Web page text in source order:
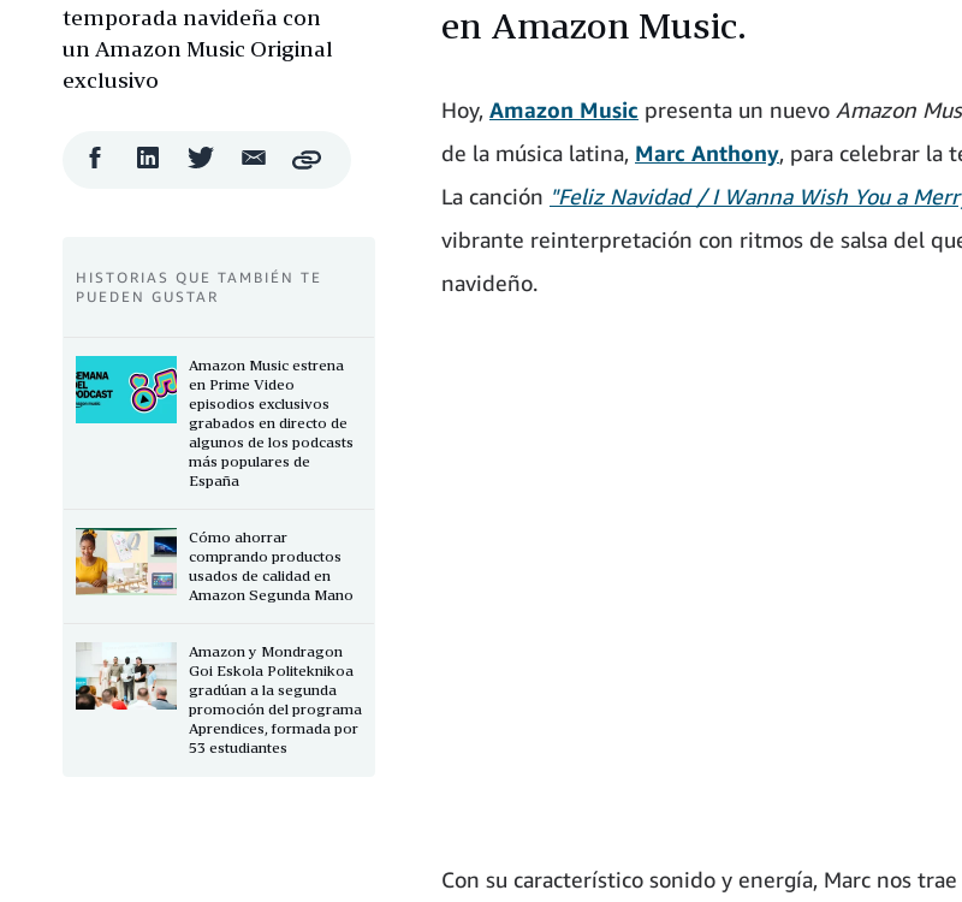
en Amazon Music.
Hoy, Amazon Music presenta un nuevo Amazon
de la música latina, Marc Anthony, para celebrar la
La canción "Feliz Navidad / I Wanna Wish You a
vibrante reinterpretación con ritmos de salsa del
navideño.
Con su característico sonido y energía, Marc nos
temporada navideña con
un Amazon Music Original
exclusivo
CompartirCompartirCompartirCompartir
Copy
HISTORIAS QUE TAMBIÉN TE
PUEDEN GUSTAR
Amazon Music estrena
en Prime Video
episodios exclusivos
grabados en directo de
algunos de los podcasts
más populares de
España
Cómo ahorrar
comprando productos
usados de calidad en
Amazon Segunda Mano
Amazon y Mondragon
Goi Eskola Politeknikoa
gradúan a la segunda
promoción del programa
Aprendices, formada por
53 estudiantes